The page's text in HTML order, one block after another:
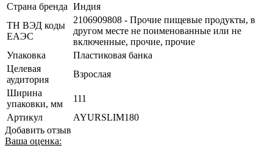
Страна бренда Индия
ТН ВЭД коды
ЕАЭС
2106909808 - Прочие пищевые продукты, в
другом месте не поименованные или не
включенные, прочие, прочие
Упаковка
Пластиковая банка
Целевая
аудитория
Взрослая
Ширина
упаковки, мм
111
Артикул
AYURSLIM180
Добавить отзыв
Ваша оценка: